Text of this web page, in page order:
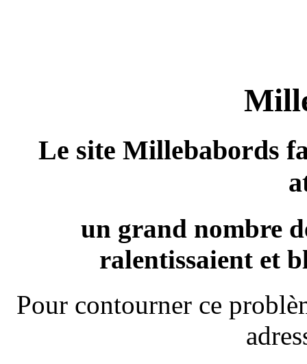
Le site Millebabords
un grand nombre
ralentissaient et
Pour contourner ce